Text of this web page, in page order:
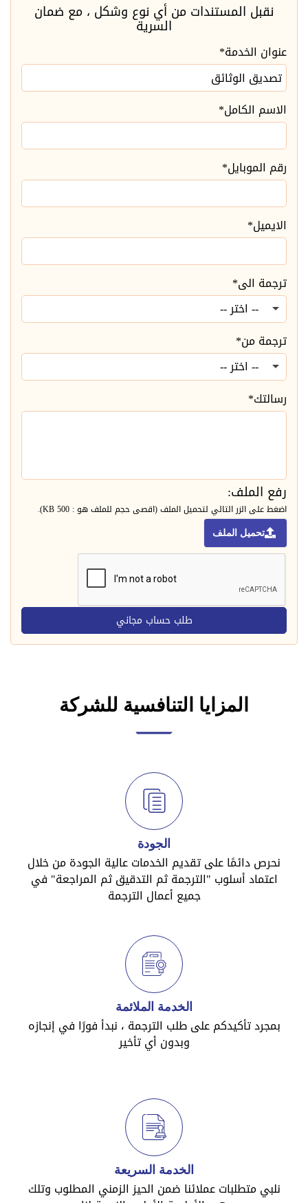
نقبل المستندات من أي نوع وشكل ، مع ضمان
السرية
عنوان الخدمة*
الاسم الكامل*
رقم الموبايل*
الايميل*
ترجمة الى*
ترجمة من*
رسالتك*
رفع الملف:
اضغط على الزر التالي لتحميل الملف (اقصى حجم للملف هو : 500 KB).
تحميل الملف
المزايا التنافسية للشركة
الجودة
نحرص دائمًا على تقديم الخدمات عالية الجودة من خلال
اعتماد أسلوب "الترجمة ثم التدقيق ثم المراجعة" في
جميع أعمال الترجمة
الخدمة الملائمة
بمجرد تأكيدكم على طلب الترجمة ، نبدأ فورًا في إنجازه
وبدون أي تأخير
الخدمة السريعة
نلبي متطلبات عملائنا ضمن الحيز الزمني المطلوب وتلك